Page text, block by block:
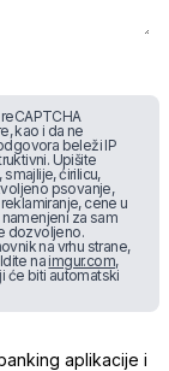
kao i da ne
beleži IP
Upišite
ćirilicu,
psovanje,
cene u
za sam
dozvoljeno.
na vrhu strane,
Idite na imgur.com,
će biti automatski
aplikacije i